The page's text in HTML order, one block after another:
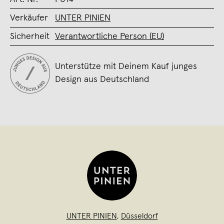
Verkäufer UNTER PINIEN
Sicherheit Verantwortliche Person (EU)
Unterstütze mit Deinem Kauf junges
Design aus Deutschland
UNTER PINIEN, Düsseldorf